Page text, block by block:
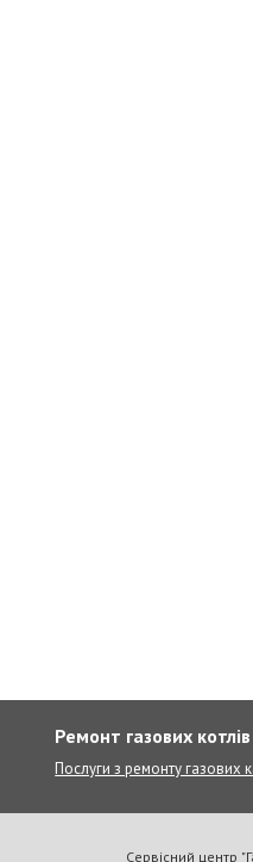
Ремонт газових
Послуги з ремонту газових